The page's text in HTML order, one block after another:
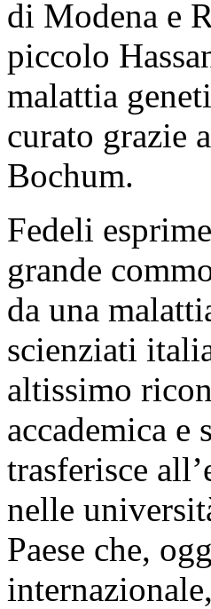
di Modena e
piccolo
malattia
curato grazie
Bochum.
Fedeli
grande
da una
scienziati
altissimo
accademica
trasferisce
nelle
Paese che,